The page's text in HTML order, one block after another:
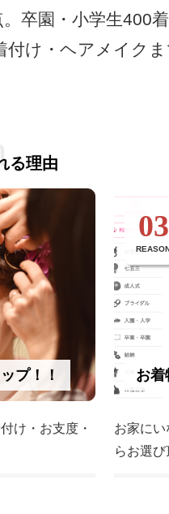
卒園・小学生400
け・ヘアメイク
る理由
プ！！
け・お支度・
03
お着
お家に
らお選び